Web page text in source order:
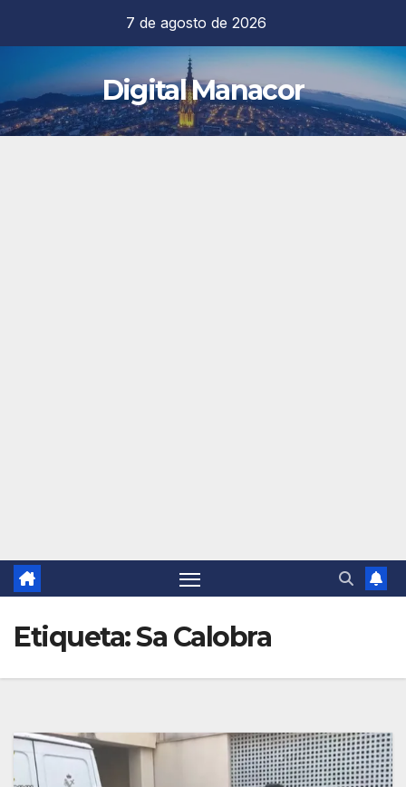
contenido
7 de agosto de 2026
Digital Manacor
Etiqueta:Sa Calobra